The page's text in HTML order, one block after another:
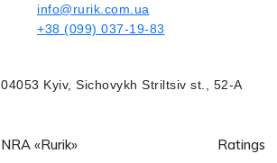
info@rurik.com.ua
+38 (099) 037-19-83
04053 Kyiv, Sichovykh Striltsiv st., 52-A
NRA «Rurik» Ratings